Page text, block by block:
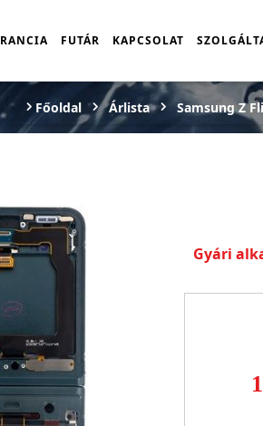
FUTÁR KAPCSOLAT
Főoldal Árlista Samsung Z
Gyári